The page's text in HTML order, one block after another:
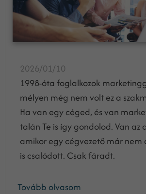
2026/01/10
1998-óta foglalkozok
mélyen még nem volt ez a
Ha van egy céged, és van
talán Te is így gondolod. Van az
amikor egy cégvezető már nem
is csalódott. Csak fáradt.
Tovább olvasom